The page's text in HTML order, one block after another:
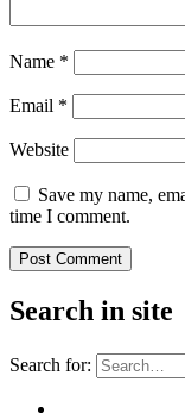
Name *
Email *
Website
Save my name,
time I comment.
Search in site
Search for: